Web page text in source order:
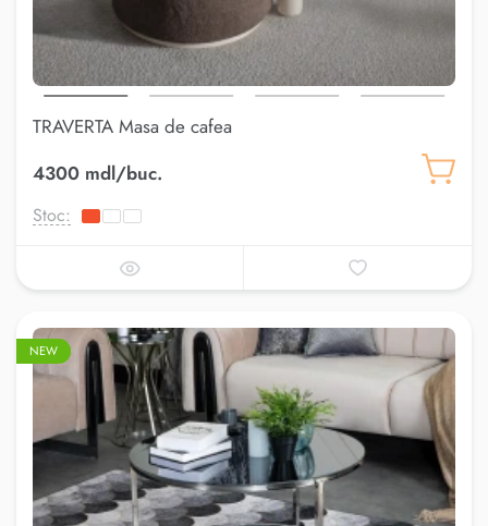
TRAVERTA Masa de cafea
4300 mdl/buc.
Stoc:
NEW